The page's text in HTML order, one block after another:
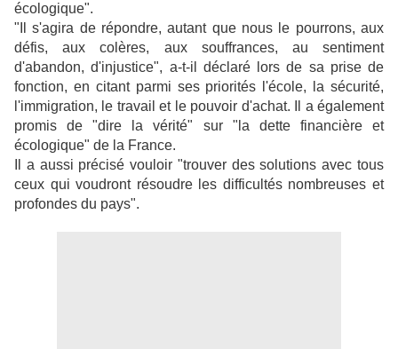
écologique".
"Il s'agira de répondre, autant que nous le pourrons, aux
défis, aux colères, aux souffrances, au sentiment
d'abandon, d'injustice", a-t-il déclaré lors de sa prise de
fonction, en citant parmi ses priorités l'école, la sécurité,
l'immigration, le travail et le pouvoir d'achat. Il a également
promis de "dire la vérité" sur "la dette financière et
écologique" de la France.
Il a aussi précisé vouloir "trouver des solutions avec tous
ceux qui voudront résoudre les difficultés nombreuses et
profondes du pays".